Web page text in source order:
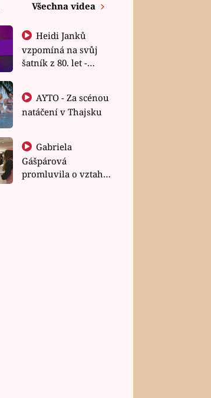
Všechna videa
Heidi Janků
vzpomíná na svůj
šatník z 80. let -
natáčení v Thajsku
Gabriela
Gášpárová
promluvila o vztahu